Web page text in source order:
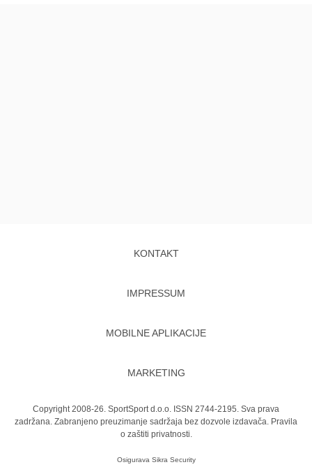
KONTAKT
IMPRESSUM
MOBILNE APLIKACIJE
MARKETING
Copyright 2008-26. SportSport d.o.o. ISSN 2744-2195. Sva prava
zadržana. Zabranjeno preuzimanje sadržaja bez dozvole izdavača. Pravila
o zaštiti privatnosti.
Osigurava Sikra Security